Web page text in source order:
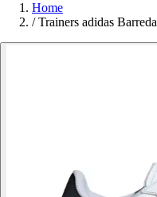
Home
/ Trainers adidas Barreda